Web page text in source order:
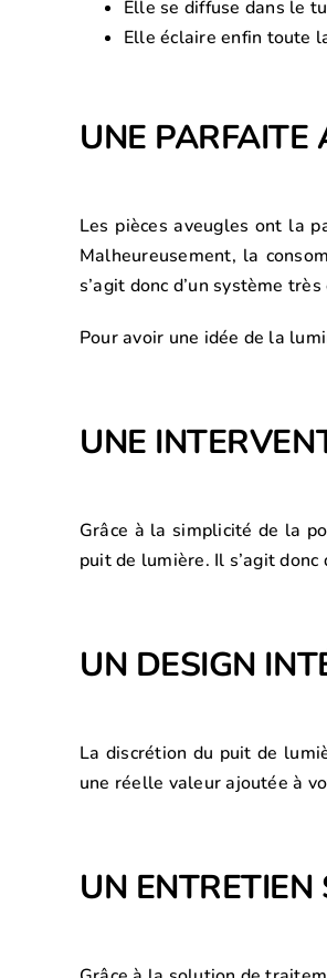
Elle se diffuse dans le
Elle éclaire enfin toute
UNE PARFAITE
Les pièces aveugles ont la
Malheureusement, la
s’agit donc d’un système
Pour avoir une idée de la
UNE
Grâce à la simplicité de la
puit de lumière. Il s’agit
UN DESIGN
La discrétion du puit de
une réelle valeur ajoutée à
UN ENTRETIEN